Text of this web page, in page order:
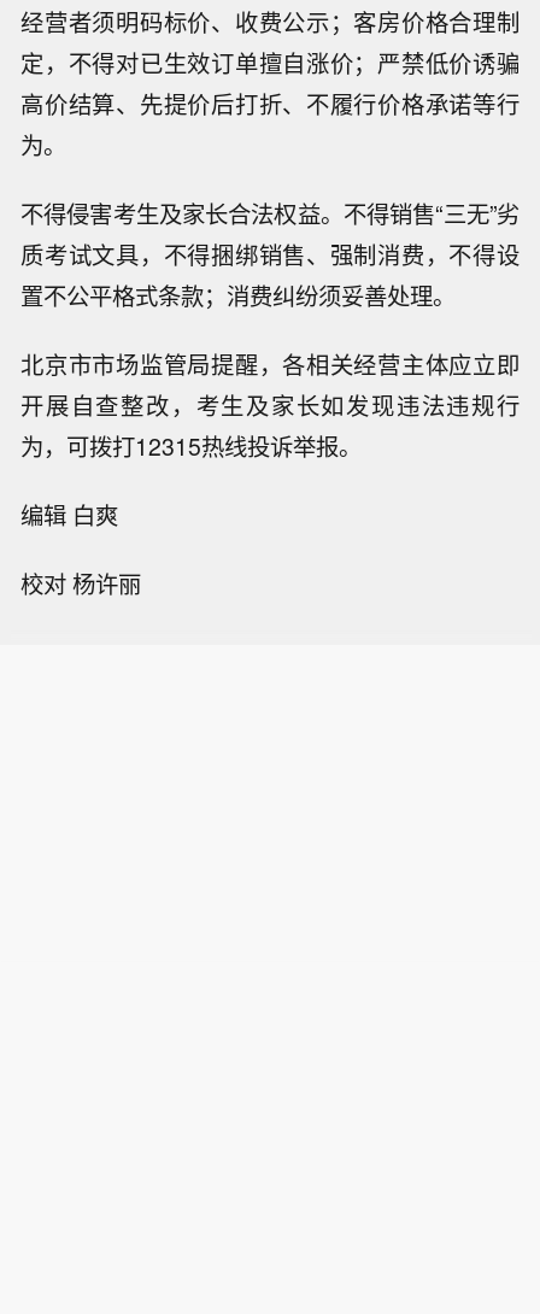
经营者须明码标价、收费公示；客房价格合理制
定，不得对已生效订单擅自涨价；严禁低价诱骗
高价结算、先提价后打折、不履行价格承诺等行
为。
不得侵害考生及家长合法权益。不得销售“三无”劣
质考试文具，不得捆绑销售、强制消费，不得设
置不公平格式条款；消费纠纷须妥善处理。
北京市市场监管局提醒，各相关经营主体应立即
开展自查整改，考生及家长如发现违法违规行
为，可拨打12315热线投诉举报。
编辑 白爽
校对 杨许丽